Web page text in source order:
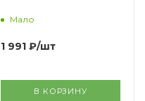
Мало
1 991 ₽/шт
В КОРЗИНУ